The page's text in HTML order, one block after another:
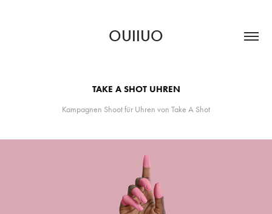
OUIIUO
TAKE A SHOT UHREN
Kampagnen Shoot für Uhren von Take A Shot